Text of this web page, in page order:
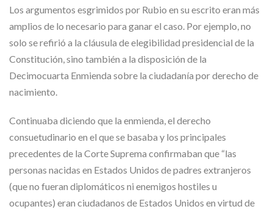
Los argumentos esgrimidos por Rubio en su escrito eran más
amplios de lo necesario para ganar el caso. Por ejemplo, no
solo se refirió a la cláusula de elegibilidad presidencial de la
Constitución, sino también a la disposición de la
Decimocuarta Enmienda sobre la ciudadanía por derecho de
nacimiento.
Continuaba diciendo que la enmienda, el derecho
consuetudinario en el que se basaba y los principales
precedentes de la Corte Suprema confirmaban que “las
personas nacidas en Estados Unidos de padres extranjeros
(que no fueran diplomáticos ni enemigos hostiles u
ocupantes) eran ciudadanos de Estados Unidos en virtud de